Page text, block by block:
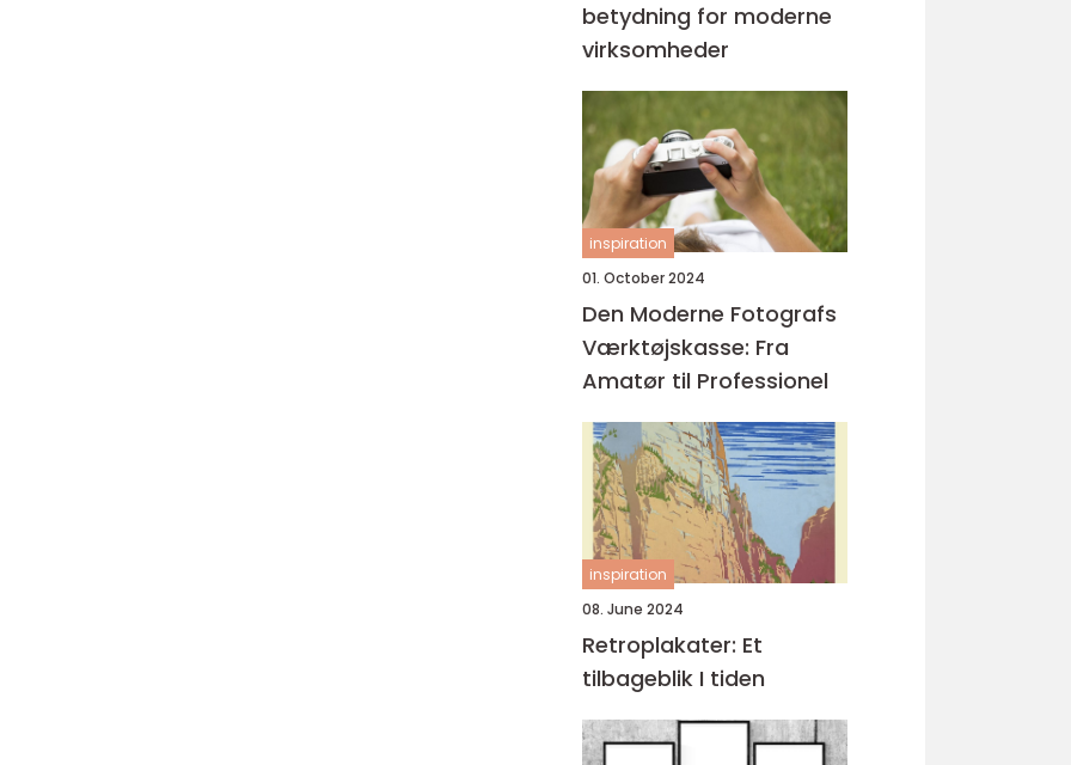
betydning for moderne
virksomheder
inspiration
01. October 2024
Den Moderne Fotografs
Værktøjskasse: Fra
Amatør til Professionel
inspiration
08. June 2024
Retroplakater: Et
tilbageblik I tiden